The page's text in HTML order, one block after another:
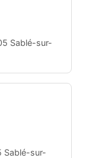
Sablé-sur-
Sablé-sur-